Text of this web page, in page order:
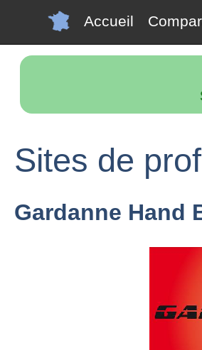
Accueil
Sites de
Gardanne Hand